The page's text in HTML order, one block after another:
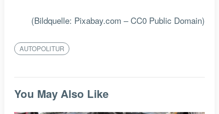
(Bildquelle: Pixabay.com – CC0 Public Domain)
AUTOPOLITUR
You May Also Like